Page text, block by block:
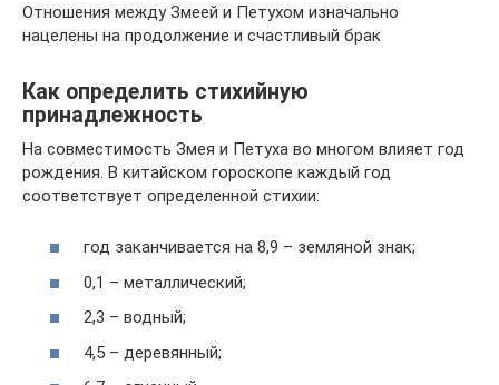
Отношения между Змеей и Петухом изначально
нацелены на продолжение и счастливый брак
Как определить стихийную
принадлежность
На совместимость Змея и Петуха во многом влияет год
рождения. В китайском гороскопе каждый год
соответствует определенной стихии:
год заканчивается на 8,9 – земляной знак;
0,1 – металлический;
2,3 – водный;
4,5 – деревянный;